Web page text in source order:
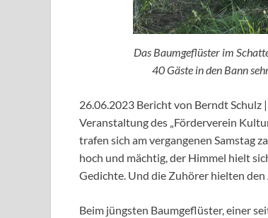
Das Baumgeflüster im
40 Gäste in den Bann
26.06.2023 Bericht von Berndt Schulz
Veranstaltung des „Förderverein
trafen sich am vergangenen Samstag
hoch und mächtig, der Himmel hielt
Gedichte. Und die Zuhörer hielten den
Beim jüngsten Baumgeflüster, einer